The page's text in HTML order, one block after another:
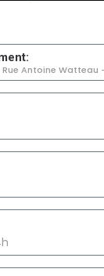
Antoine Watteau